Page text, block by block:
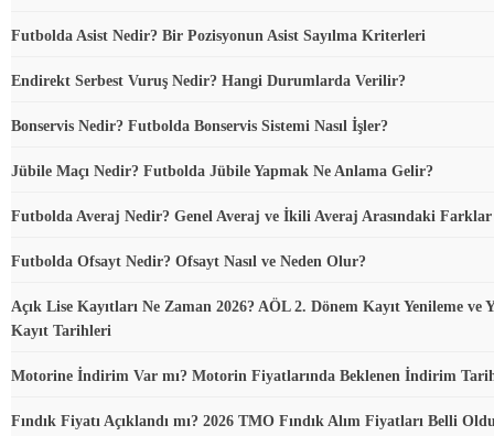
Futbolda Asist Nedir? Bir Pozisyonun Asist Sayılma Kriterleri
Endirekt Serbest Vuruş Nedir? Hangi Durumlarda Verilir?
Bonservis Nedir? Futbolda Bonservis Sistemi Nasıl İşler?
Jübile Maçı Nedir? Futbolda Jübile Yapmak Ne Anlama Gelir?
Futbolda Averaj Nedir? Genel Averaj ve İkili Averaj Arasındaki Farklar
Futbolda Ofsayt Nedir? Ofsayt Nasıl ve Neden Olur?
Açık Lise Kayıtları Ne Zaman 2026? AÖL 2. Dönem Kayıt Yenileme ve
Kayıt Tarihleri
Motorine İndirim Var mı? Motorin Fiyatlarında Beklenen İndirim
Fındık Fiyatı Açıklandı mı? 2026 TMO Fındık Alım Fiyatları Belli